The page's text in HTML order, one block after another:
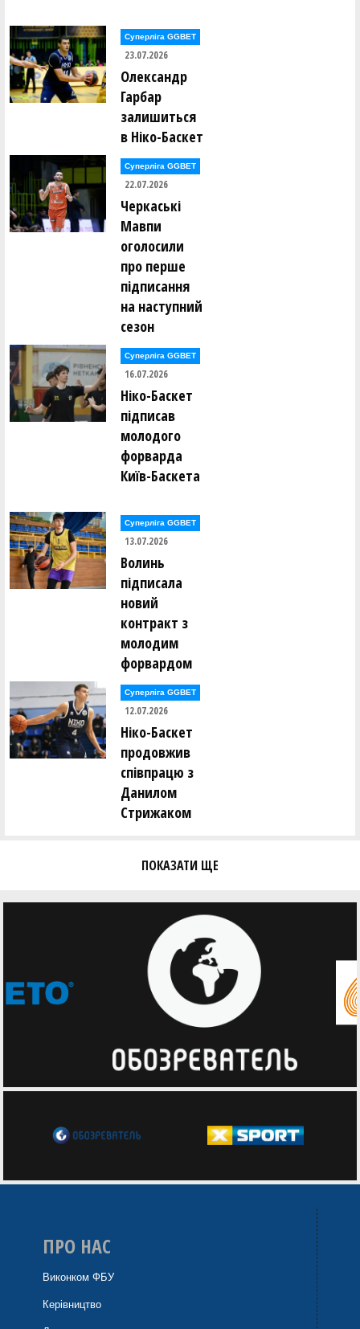
Суперліга GGBET
23.07.2026
Олександр
Гарбар
залишиться
в Ніко-Баскет
Суперліга GGBET
22.07.2026
Черкаські
Мавпи
оголосили
про перше
підписання
на наступний
сезон
Суперліга GGBET
16.07.2026
Ніко-Баскет
підписав
молодого
форварда
Київ-Баскета
Суперліга GGBET
13.07.2026
Волинь
підписала
новий
контракт з
молодим
форвардом
Суперліга GGBET
12.07.2026
Ніко-Баскет
продовжив
співпрацю з
Данилом
Стрижаком
ПОКАЗАТИ ЩЕ
ПРО НАС
Виконком ФБУ
Керівництво